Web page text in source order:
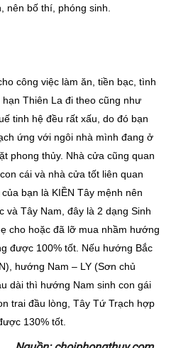
nên bố thí, phóng sinh.
công việc làm ăn, tiền bạc, tình
Thiên La đi theo cũng như
tinh hệ đều rất xấu, do đó bạn
ứng với ngôi nhà mình đang ở
phong thủy. Nhà cửa cũng quan
cái và nhà cửa tốt liên quan
bạn là KIỀN Tây mệnh nên
và Tây Nam, đây là 2 dạng Sinh
cho hoặc đã lỡ mua nhầm hướng
được 100% tốt. Nếu hướng Bắc
hướng Nam – LY (Sơn chủ
dài thì hướng Nam sinh con gái
trai đầu lòng, Tây Tứ Trạch hợp
130% tốt.